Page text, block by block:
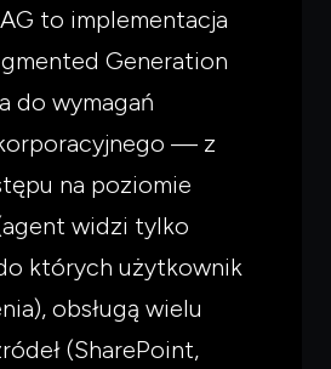
to implementacja
Generation
do wymagań
— z
na poziomie
widzi tylko
których użytkownik
obsługą wielu
(SharePoint,